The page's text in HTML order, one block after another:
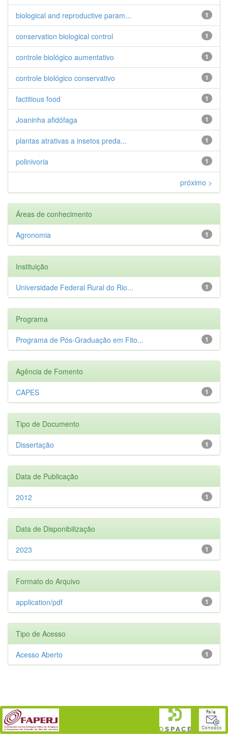
1
biological and reproductive param...
1
conservation biological control
1
controle biológico aumentativo
1
controle biológico conservativo
1
factitious food
1
Joaninha afidófaga
1
plantas atrativas a insetos preda...
1
polinivoria
próximo >
Áreas de conhecimento
1
Agronomia
Instituição
1
Universidade Federal Rural do Rio...
Programa
1
Programa de Pós-Graduação em Fito...
Agência de Fomento
1
CAPES
Tipo de Documento
1
Dissertação
Data de Publicação
1
2012
Data de Disponibilização
1
2023
Formato do Arquivo
1
application/pdf
Tipo de Acesso
1
Acesso Aberto